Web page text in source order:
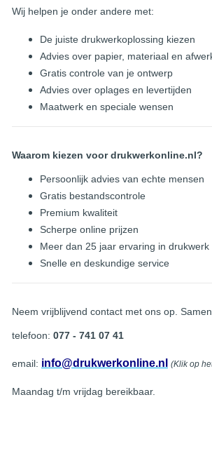
Wij helpen je onder andere met:
De juiste drukwerkoplossing kiezen
Advies over papier, materiaal en
Gratis controle van je ontwerp
Advies over oplages en levertijden
Maatwerk en speciale wensen
Waarom kiezen voor drukwerkonline.nl?
Persoonlijk advies van echte mensen
Gratis bestandscontrole
Premium kwaliteit
Scherpe online prijzen
Meer dan 25 jaar ervaring in drukwerk
Snelle en deskundige service
Neem vrijblijvend contact met ons op.
telefoon: 077 - 741 07 41
email: info@drukwerkonline.nl (Klik op
Maandag t/m vrijdag bereikbaar.